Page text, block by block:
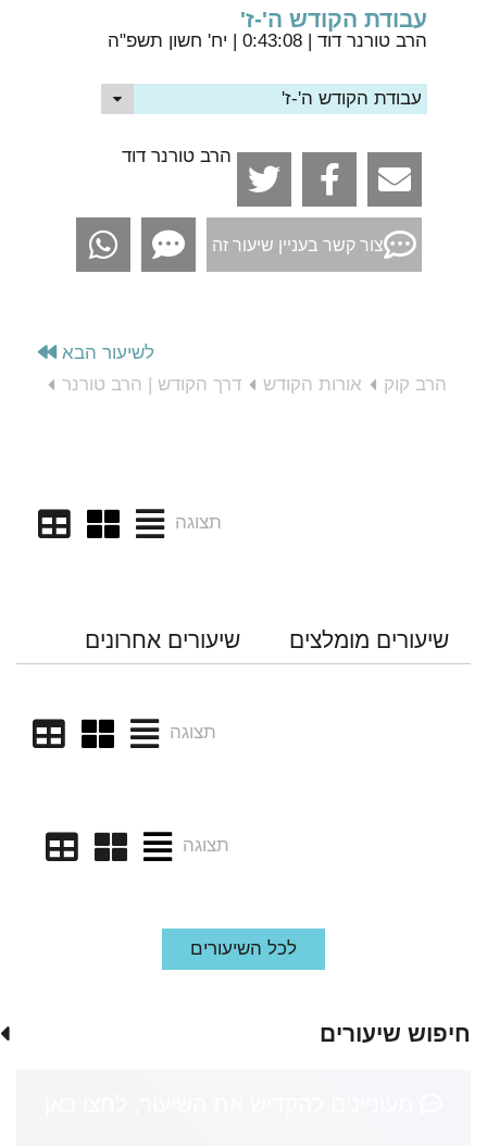
עבודת הקודש ה'-ז'
הרב טורנר דוד
עבודת הקודש ה'-ז'
הרב טורנר דוד
צור קשר בעניין שיעור זה
לשיעור הבא
הרב קוק
אורות הקודש דרך הקודש | הרב טורנר
תצוגה
שיעורים מומלצים שיעורים אחרונים
תצוגה
תצוגה
לכל השיעורים
חיפוש שיעורים